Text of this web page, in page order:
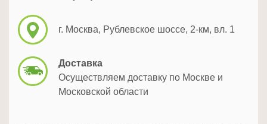
г. Москва, Рублевское шоссе, 2-км, вл. 1
Доставка
Осуществляем доставку по Москве и
Московской области